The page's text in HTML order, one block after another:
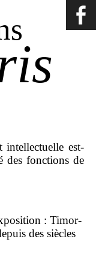
intellectuelle est-
des fonctions de
: Timor-
des siècles